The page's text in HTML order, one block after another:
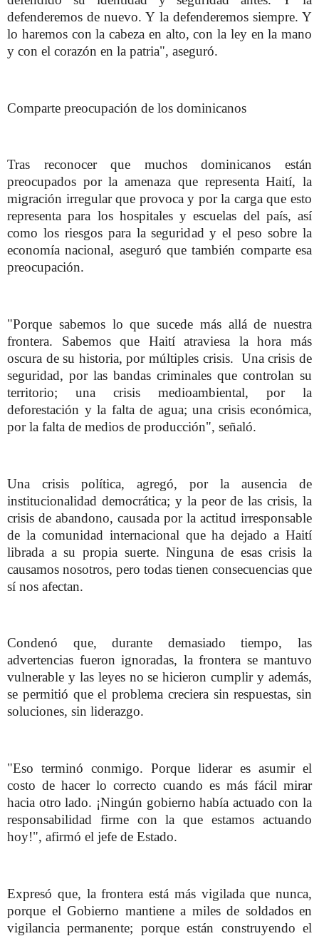
defenderemos de nuevo. Y la defenderemos siempre. Y
lo haremos con la cabeza en alto, con la ley en la mano
y con el corazón en la patria", aseguró.
Comparte preocupación de los dominicanos
Tras reconocer que muchos dominicanos están
preocupados por la amenaza que representa Haití, la
migración irregular que provoca y por la carga que esto
representa para los hospitales y escuelas del país, así
como los riesgos para la seguridad y el peso sobre la
economía nacional, aseguró que también comparte esa
preocupación.
"Porque sabemos lo que sucede más allá de nuestra
frontera. Sabemos que Haití atraviesa la hora más
oscura de su historia, por múltiples crisis. Una crisis de
seguridad, por las bandas criminales que controlan su
territorio; una crisis medioambiental, por la
deforestación y la falta de agua; una crisis económica,
por la falta de medios de producción", señaló.
Una crisis política, agregó, por la ausencia de
institucionalidad democrática; y la peor de las crisis, la
crisis de abandono, causada por la actitud irresponsable
de la comunidad internacional que ha dejado a Haití
librada a su propia suerte. Ninguna de esas crisis la
causamos nosotros, pero todas tienen consecuencias que
sí nos afectan.
Condenó que, durante demasiado tiempo, las
advertencias fueron ignoradas, la frontera se mantuvo
vulnerable y las leyes no se hicieron cumplir y además,
se permitió que el problema creciera sin respuestas, sin
soluciones, sin liderazgo.
"Eso terminó conmigo. Porque liderar es asumir el
costo de hacer lo correcto cuando es más fácil mirar
hacia otro lado. ¡Ningún gobierno había actuado con la
responsabilidad firme con la que estamos actuando
hoy!", afirmó el jefe de Estado.
Expresó que, la frontera está más vigilada que nunca,
porque el Gobierno mantiene a miles de soldados en
vigilancia permanente; porque están construyendo el